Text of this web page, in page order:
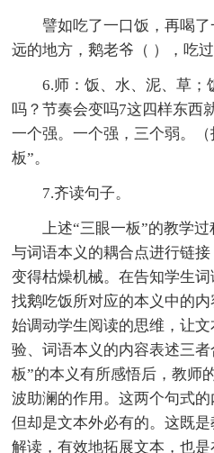
譬如吃了一口饭，再喝
远的地方，鹅老爷（ ），吃
6.师：饭、水、泥、草
吗？节奏会变吗7这四样东西
一个强。一个强，三个弱。
板”。
7.齐读句子。
上述“三眼一板”的教学
与词语本义的耦合点进行链
变得枯燥机械。在告知学生
找鹅吃饭所对应的本义中的
始调动学生阅读的思维，让
验、词语本义的内容表述三
板”的本义有所感悟后，教师
波助澜的作用。这两个句式的
但却是文本外必有的。这既
解读，有效地拓展文本，也